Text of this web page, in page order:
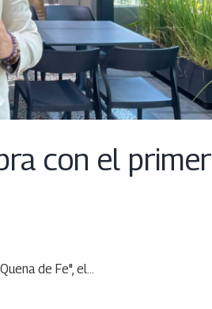
con el primer
de Fe", el…